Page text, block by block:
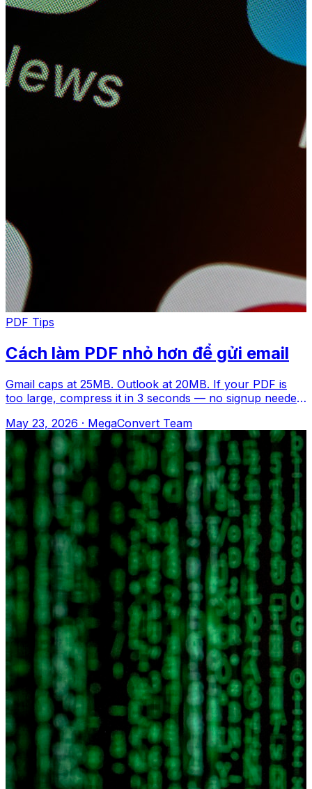
PDF Tips
Cách làm PDF nhỏ hơn để gửi email
Gmail caps at 25MB. Outlook at 20MB. If your PDF is
too large, compress it in 3 seconds — no signup needed.
May 23, 2026 · MegaConvert Team